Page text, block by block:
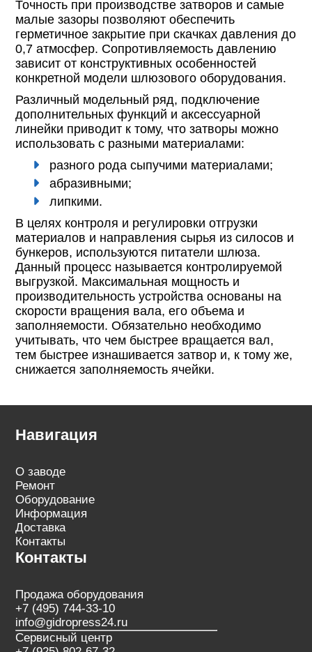
Точность при производстве затворов и самые
малые зазоры позволяют обеспечить
герметичное закрытие при скачках давления до
0,7 атмосфер. Сопротивляемость давлению
зависит от конструктивных особенностей
конкретной модели шлюзового оборудования.
Различный модельный ряд, подключение
дополнительных функций и аксессуарной
линейки приводит к тому, что затворы можно
использовать с разными материалами:
разного рода сыпучими материалами;
абразивными;
липкими.
В целях контроля и регулировки отгрузки
материалов и направления сырья из силосов и
бункеров, используются питатели шлюза.
Данный процесс называется контролируемой
выгрузкой. Максимальная мощность и
производительность устройства основаны на
скорости вращения вала, его объема и
заполняемости. Обязательно необходимо
учитывать, что чем быстрее вращается вал,
тем быстрее изнашивается затвор и, к тому же,
снижается заполняемость ячейки.
Навигация
О заводе
Ремонт
Оборудование
Информация
Доставка
Контакты
Контакты
Продажа оборудования
+7 (495) 744-33-10
info@gidropress24.ru
Сервисный центр